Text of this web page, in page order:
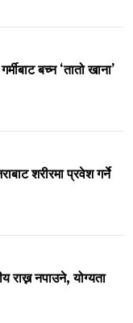
बच्न ‘तातो खाना’
शरीरमा प्रवेश गर्ने
नपाउने, योग्यता